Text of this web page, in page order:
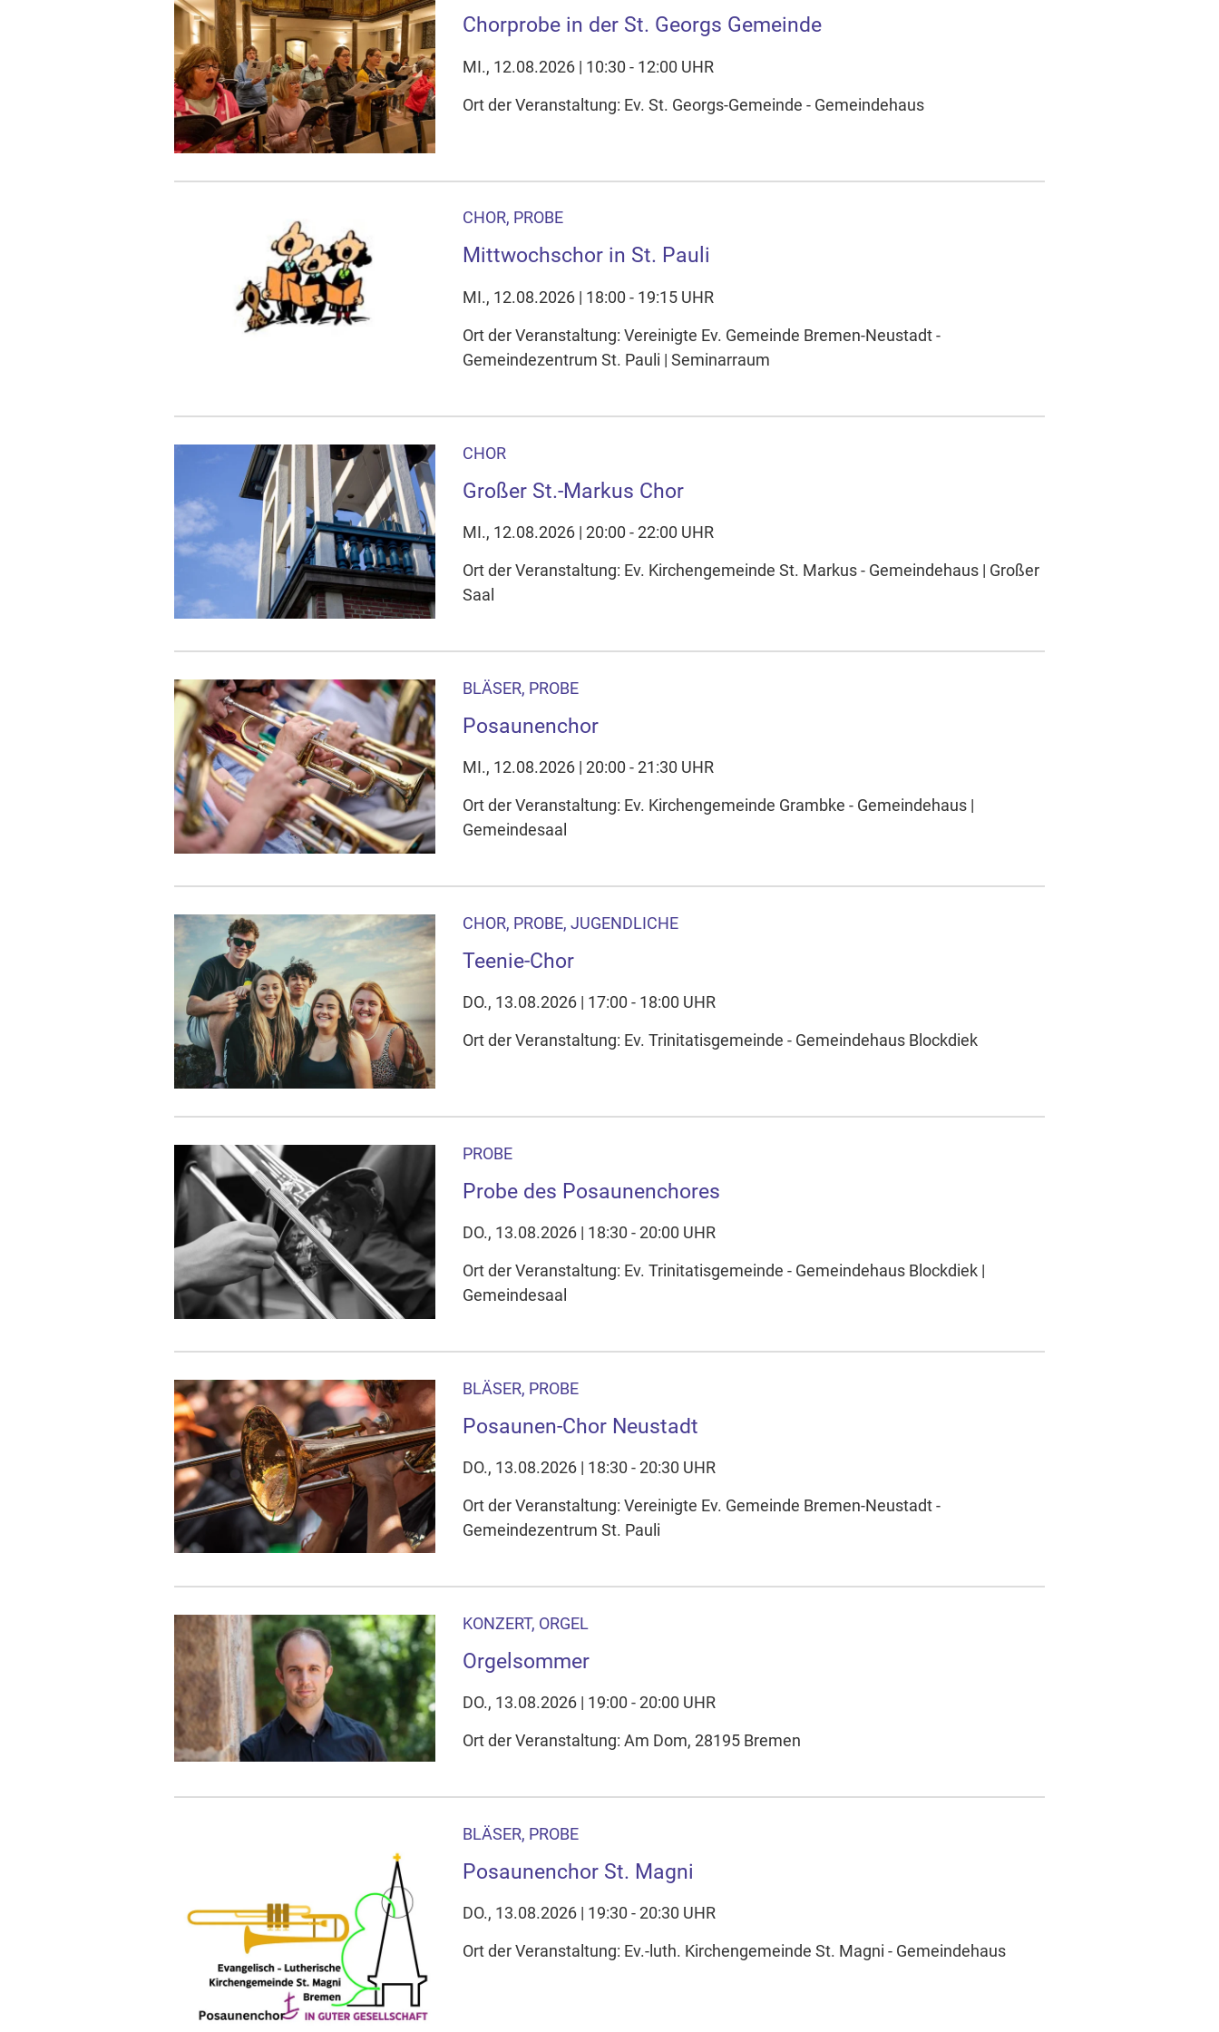
Chorprobe in der St. Georgs Gemeinde
MI., 12.08.2026 | 10:30 - 12:00 UHR
Ort der Veranstaltung: Ev. St. Georgs-Gemeinde - Gemeindehaus
CHOR, PROBE
Mittwochschor in St. Pauli
MI., 12.08.2026 | 18:00 - 19:15 UHR
Ort der Veranstaltung: Vereinigte Ev. Gemeinde Bremen-Neustadt -
Gemeindezentrum St. Pauli | Seminarraum
CHOR
Großer St.-Markus Chor
MI., 12.08.2026 | 20:00 - 22:00 UHR
Ort der Veranstaltung: Ev. Kirchengemeinde St. Markus - Gemeindehaus | Großer
Saal
BLÄSER, PROBE
Posaunenchor
MI., 12.08.2026 | 20:00 - 21:30 UHR
Ort der Veranstaltung: Ev. Kirchengemeinde Grambke - Gemeindehaus |
Gemeindesaal
CHOR, PROBE, JUGENDLICHE
Teenie-Chor
DO., 13.08.2026 | 17:00 - 18:00 UHR
Ort der Veranstaltung: Ev. Trinitatisgemeinde - Gemeindehaus Blockdiek
PROBE
Probe des Posaunenchores
DO., 13.08.2026 | 18:30 - 20:00 UHR
Ort der Veranstaltung: Ev. Trinitatisgemeinde - Gemeindehaus Blockdiek |
Gemeindesaal
BLÄSER, PROBE
Posaunen-Chor Neustadt
DO., 13.08.2026 | 18:30 - 20:30 UHR
Ort der Veranstaltung: Vereinigte Ev. Gemeinde Bremen-Neustadt -
Gemeindezentrum St. Pauli
KONZERT, ORGEL
Orgelsommer
DO., 13.08.2026 | 19:00 - 20:00 UHR
Ort der Veranstaltung: Am Dom, 28195 Bremen
BLÄSER, PROBE
Posaunenchor St. Magni
DO., 13.08.2026 | 19:30 - 20:30 UHR
Ort der Veranstaltung: Ev.-luth. Kirchengemeinde St. Magni - Gemeindehaus